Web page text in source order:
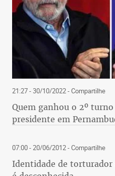
21:27 - 30/10/2022- Compartilhe
Quem ganhou o 2º
presidente em
07:00 - 20/06/2012- Compartilhe
Identidade de torturador